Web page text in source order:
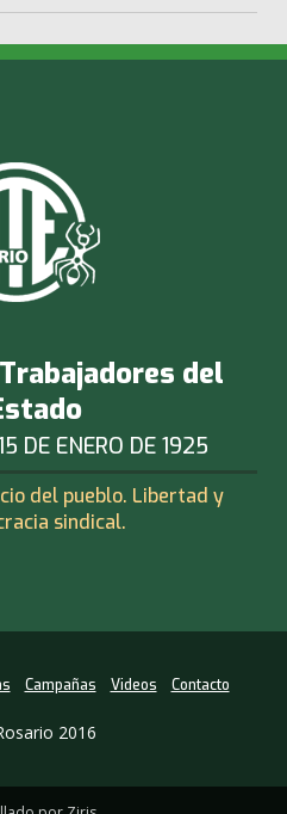
del
DE ENERO DE 1925
del pueblo. Libertad y
sindical.
Campañas Videos Contacto
2016